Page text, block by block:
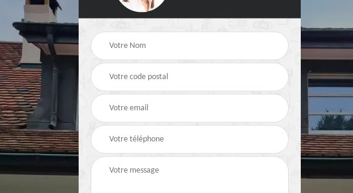
Devis changement de
tuile Suisse
Rehaussement de
Devis fuite de toiture
Suisse